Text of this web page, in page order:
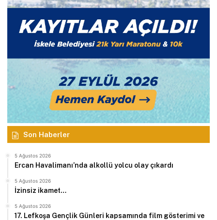
Son Haberler
5 Ağustos 2026
Ercan Havalimanı’nda alkollü yolcu olay çıkardı
5 Ağustos 2026
İzinsiz ikamet…
5 Ağustos 2026
17. Lefkoşa Gençlik Günleri kapsamında film gösterimi ve